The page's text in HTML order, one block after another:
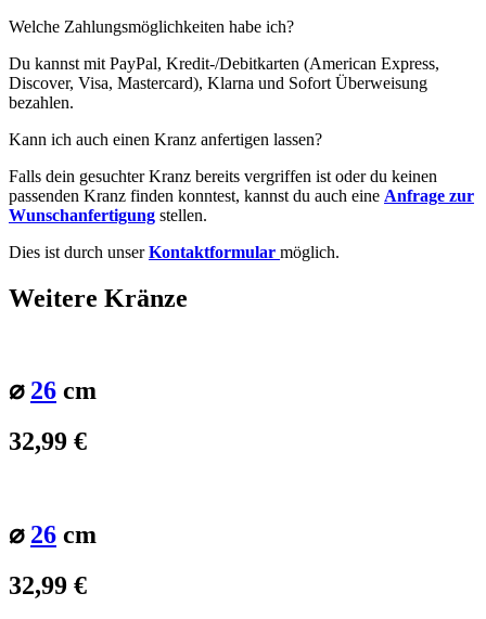
Welche Zahlungsmöglichkeiten habe ich?
Du kannst mit PayPal, Kredit-/Debitkarten (American Express,
Discover, Visa, Mastercard), Klarna und Sofort Überweisung
bezahlen.
Kann ich auch einen Kranz anfertigen lassen?
Falls dein gesuchter Kranz bereits vergriffen ist oder du keinen
passenden Kranz finden konntest, kannst du auch eine Anfrage zur
Wunschanfertigung stellen.
Dies ist durch unserKontaktformular möglich.
Weitere Kränze
⌀ 26 cm
32,99 €
⌀ 26 cm
32,99 €